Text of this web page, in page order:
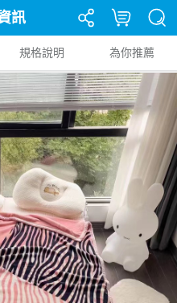
訊
規格說明 為你推薦